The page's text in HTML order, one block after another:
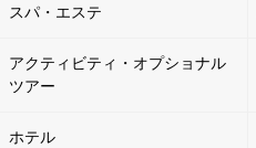
スパ・エステ
アクティビティ・オプショナル
ツアー
ホテル